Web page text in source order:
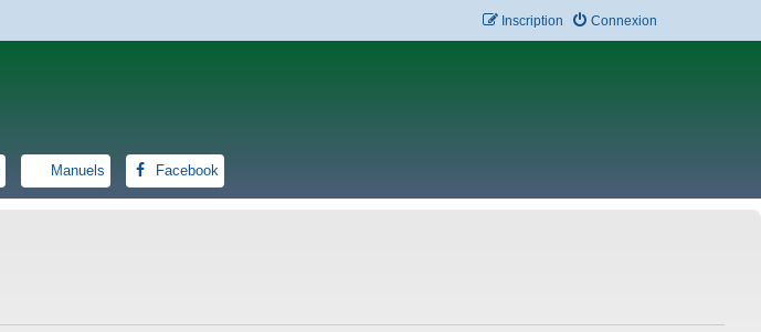
Connexion
Inscription
Manuels Facebook